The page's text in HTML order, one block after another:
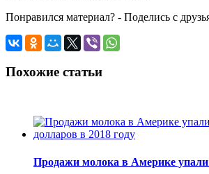
Понравился материал? - Поделись с
Похожие статьи
Продажи молока в Америке упали